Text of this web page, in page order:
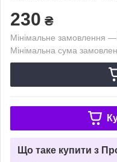
230 ₴
Мінімальне замовлення —
Мінімальна сума
Що таке купити з